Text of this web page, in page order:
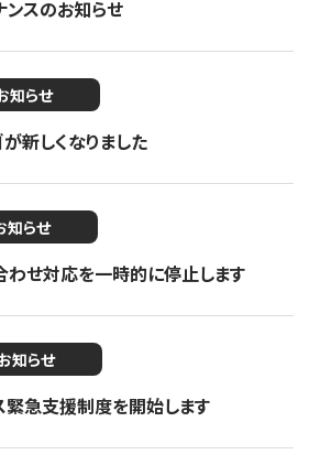
ンスのお知らせ
知らせ
新しくなりました
知らせ
せ対応を一時的に停止します
知らせ
急支援制度を開始します